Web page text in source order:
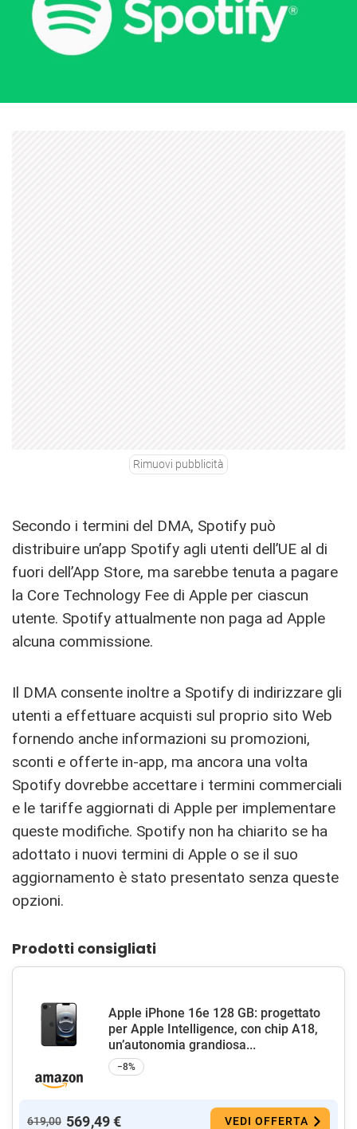
Rimuovi pubblicità
Secondo i termini del DMA, Spotify può
distribuire un’app Spotify agli utenti dell’UE al di
fuori dell’‌App Store‌, ma sarebbe tenuta a pagare
la Core Technology Fee di Apple per ciascun
utente. Spotify attualmente non paga ad Apple
alcuna commissione.
Il DMA consente inoltre a Spotify di indirizzare gli
utenti a effettuare acquisti sul proprio sito Web
fornendo anche informazioni su promozioni,
sconti e offerte in-app, ma ancora una volta
Spotify dovrebbe accettare i termini commerciali
e le tariffe aggiornati di Apple per implementare
queste modifiche. Spotify non ha chiarito se ha
adottato i nuovi termini di Apple o se il suo
aggiornamento è stato presentato senza queste
opzioni.
Prodotti consigliati
Apple iPhone 16e 128 GB: progettato
per Apple Intelligence, con chip A18,
un’autonomia grandiosa...
−8%
619,00 569,49 € VEDI OFFERTA